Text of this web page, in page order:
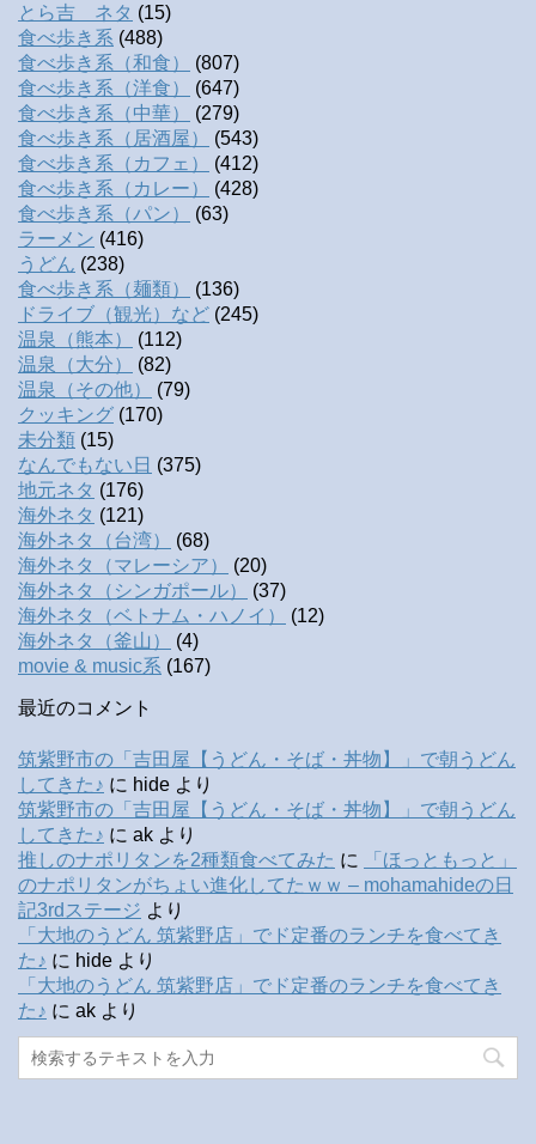
とら吉 ネタ (15)
食べ歩き系 (488)
食べ歩き系（和食）
(807)
食べ歩き系（洋食）
(647)
食べ歩き系（中華）
(279)
食べ歩き系（居酒屋）
(543)
食べ歩き系（カフェ）
(412)
食べ歩き系（カレー）
(428)
食べ歩き系（パン）
(63)
ラーメン (416)
うどん (238)
食べ歩き系（麺類）
(136)
ドライブ（観光）など (245)
温泉（熊本）
(112)
温泉（大分）
(82)
温泉（その他）
(79)
クッキング (170)
未分類 (15)
なんでもない日 (375)
地元ネタ (176)
海外ネタ (121)
海外ネタ（台湾）
(68)
海外ネタ（マレーシア）
(20)
海外ネタ（シンガポール）
(37)
海外ネタ（ベトナム・ハノイ）
(12)
海外ネタ（釜山）
(4)
movie & music系 (167)
最近のコメント
筑紫野市の「吉田屋【うどん・そば・丼物】」で朝うどん
してきた♪ に hide より
筑紫野市の「吉田屋【うどん・そば・丼物】」で朝うどん
してきた♪ に ak より
推しのナポリタンを2種類食べてみた に
「ほっともっと」
のナポリタンがちょい進化してたｗｗ – mohamahideの日
記3rdステージ より
「大地のうどん 筑紫野店」でド定番のランチを食べてき
た♪ に hide より
「大地のうどん 筑紫野店」でド定番のランチを食べてき
た♪ に ak より